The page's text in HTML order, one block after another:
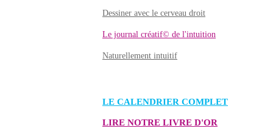
Dessiner avec le cerveau droit
Le journal créatif© de l'intuition
Naturellement intuitif
LE CALENDRIER COMPLET
LIRE NOTRE LIVRE D'OR